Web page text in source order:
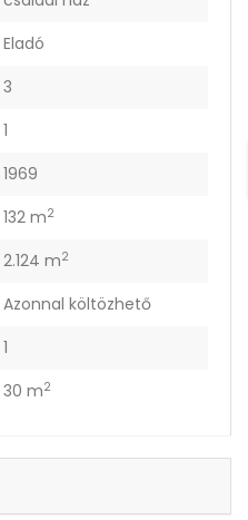
Eladó
3
1
1969
132 m2
2.124 m2
Azonnal költözhető
1
30 m2